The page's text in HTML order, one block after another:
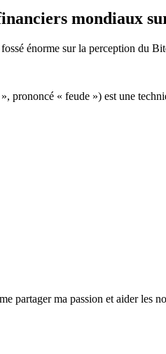
mondiaux
énorme sur la perception du
« feude ») est une
partager ma passion et aider les